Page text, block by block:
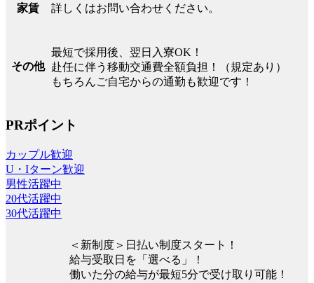
家賃 詳しくはお問い合わせください。
その他
最短で採用後、翌日入寮OK！
赴任に伴う移動交通費全額負担！（規定あり）
もちろんご自宅からの通勤も歓迎です！
PRポイント
カップル歓迎
U・Iターン歓迎
男性活躍中
20代活躍中
30代活躍中
＜新制度＞日払い制度スタート！
給与受取日を「選べる」！
働いた分の給与が最短5分で受け取り可能！